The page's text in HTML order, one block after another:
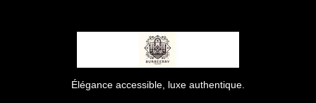
Élégance accessible, luxe authentique.